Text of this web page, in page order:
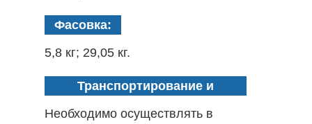
• Ускоритель вулканизации ДФГ –
полиэтиленовый пакет.
Фасовка:
Транспортирование и
5,8 кг; 29,05 кг.
Необходимо осуществлять в